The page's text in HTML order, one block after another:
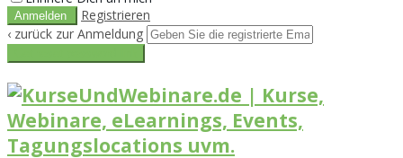
Registrieren
‹ zurück zur Anmeldung